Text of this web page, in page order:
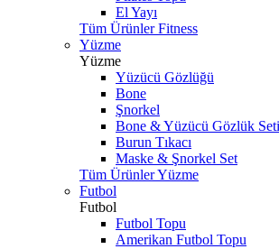
El Yayı
Tüm Ürünler Fitness
Yüzme
Yüzme
Yüzücü Gözlüğü
Bone
Şnorkel
Bone & Yüzücü Gözlük Seti
Burun Tıkacı
Maske & Şnorkel Set
Tüm Ürünler Yüzme
Futbol
Futbol
Futbol Topu
Amerikan Futbol Topu